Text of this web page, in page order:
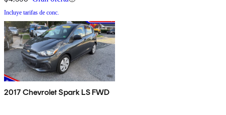
Incluye tarifas de conc.
2017 Chevrolet Spark LS FWD